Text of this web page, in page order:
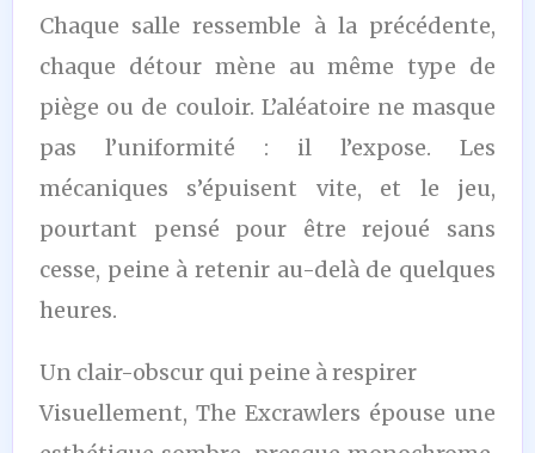
Chaque salle ressemble à la précédente,
chaque détour mène au même type de
piège ou de couloir. L’aléatoire ne masque
pas l’uniformité : il l’expose. Les
mécaniques s’épuisent vite, et le jeu,
pourtant pensé pour être rejoué sans
cesse, peine à retenir au-delà de quelques
heures.
Un clair-obscur qui peine à respirer
Visuellement, The Excrawlers épouse une